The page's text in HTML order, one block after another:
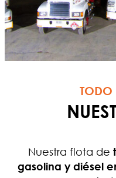
TODO
Nuestra flota de
gasolina y diésel